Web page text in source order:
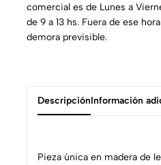
comercial es de Lunes a
de 9 a 13 hs. Fuera de ese
demora previsible.
DescripciónInformación
Pieza única en madera de